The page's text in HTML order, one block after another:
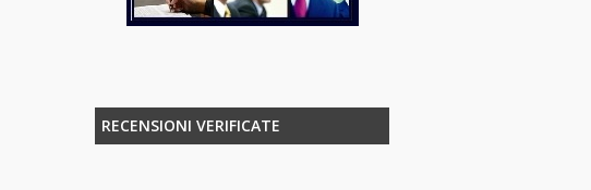
RECENSIONI VERIFICATE